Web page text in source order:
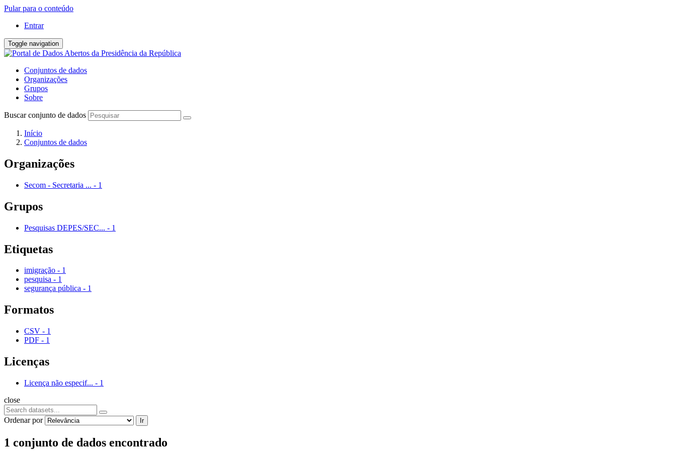
Pular para o conteúdo
Entrar
Toggle navigation
Conjuntos de dados
Organizações
Grupos
Sobre
Buscar conjunto de dados
Início
Conjuntos de dados
Organizações
Secom - Secretaria ... - 1
Grupos
Pesquisas DEPES/SEC... - 1
Etiquetas
imigração - 1
pesquisa - 1
segurança pública - 1
Formatos
CSV - 1
PDF - 1
Licenças
Licença não especif... - 1
close
Ordenar por Ir
1 conjunto de dados encontrado